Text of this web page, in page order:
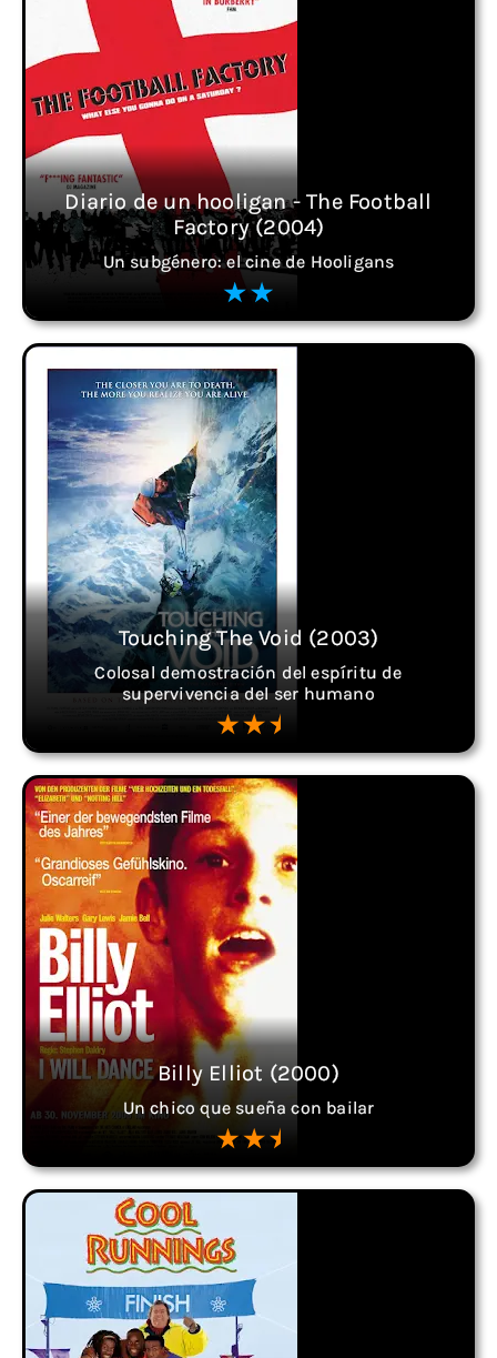
Diario de un hooligan - The Football
Factory (2004)
Un subgénero: el cine de Hooligans
Touching The Void (2003)
Colosal demostración del espíritu de
supervivencia del ser humano
Billy Elliot (2000)
Un chico que sueña con bailar